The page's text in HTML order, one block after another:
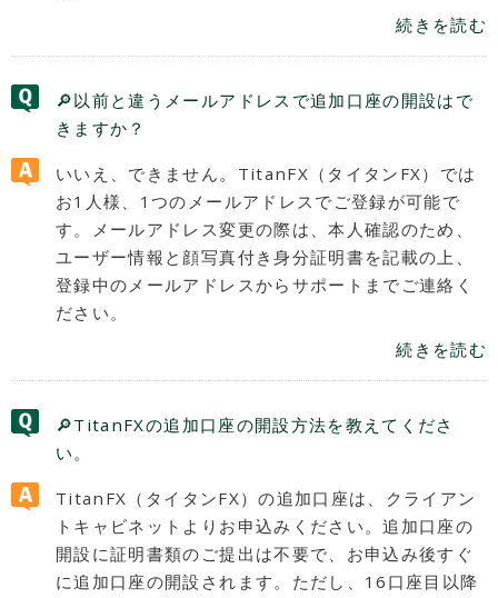
続きを読む
🔎以前と違うメールアドレスで追加口座の開設はで
きますか？
いいえ、できません。TitanFX（タイタンFX）では
お1人様、1つのメールアドレスでご登録が可能で
す。メールアドレス変更の際は、本人確認のため、
ユーザー情報と顔写真付き身分証明書を記載の上、
登録中のメールアドレスからサポートまでご連絡く
ださい。
続きを読む
🔎TitanFXの追加口座の開設方法を教えてくださ
い。
TitanFX（タイタンFX）の追加口座は、クライアン
トキャビネットよりお申込みください。追加口座の
開設に証明書類のご提出は不要で、お申込み後すぐ
に追加口座の開設されます。ただし、16口座目以降